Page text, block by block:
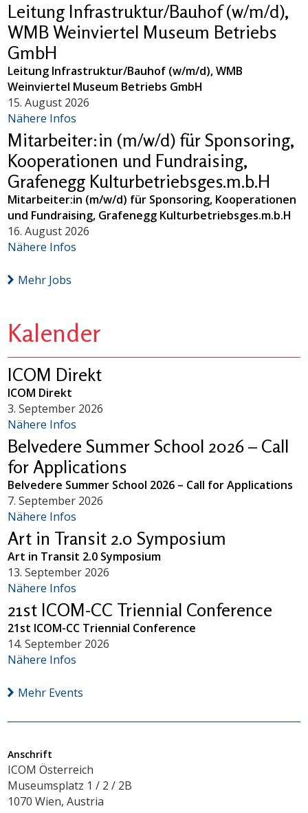
Leitung Infrastruktur/Bauhof (w/m/d),
WMB Weinviertel Museum Betriebs
GmbH
Leitung Infrastruktur/Bauhof (w/m/d), WMB
Weinviertel Museum Betriebs GmbH
15. August 2026
Nähere Infos
Mitarbeiter:in (m/w/d) für Sponsoring,
Kooperationen und Fundraising,
Grafenegg Kulturbetriebsges.m.b.H
Mitarbeiter:in (m/w/d) für Sponsoring, Kooperationen
und Fundraising, Grafenegg Kulturbetriebsges.m.b.H
16. August 2026
Nähere Infos
Mehr Jobs
Kalender
ICOM Direkt
ICOM Direkt
3. September 2026
Nähere Infos
Belvedere Summer School 2026 – Call
for Applications
Belvedere Summer School 2026 – Call for Applications
7. September 2026
Nähere Infos
Art in Transit 2.0 Symposium
Art in Transit 2.0 Symposium
13. September 2026
Nähere Infos
21st ICOM-CC Triennial Conference
21st ICOM-CC Triennial Conference
14. September 2026
Nähere Infos
Mehr Events
Anschrift
ICOM Österreich
Museumsplatz 1 / 2 / 2B
1070 Wien, Austria